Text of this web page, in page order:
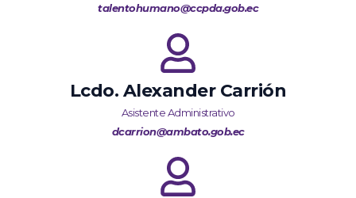
talentohumano@ccpda.gob.ec
Lcdo. Alexander Carrión
Asistente Administrativo
dcarrion@ambato.gob.ec